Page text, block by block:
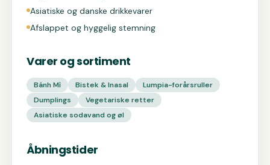
Asiatiske og danske drikkevarer
Afslappet og hyggelig stemning
Varer og sortiment
Bánh Mì Bistek & Inasal
Lumpia-forårsruller
Dumplings
Vegetariske retter
Asiatiske sodavand og øl
Åbningstider